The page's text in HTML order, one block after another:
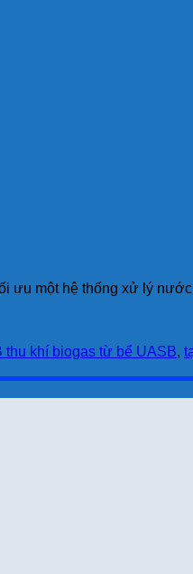
ưu một hệ thống xử lý
thu khí biogas từ bể UASB,